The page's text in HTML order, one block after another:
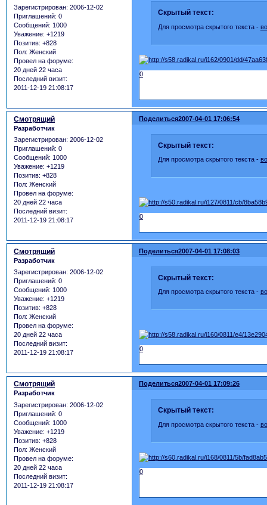
Зарегистрирован: 2006-12-02
Приглашений: 0
Сообщений: 1000
Уважение: +1219
Позитив: +828
Пол: Женский
Провел на форуме:
20 дней 22 часа
Последний визит:
2011-12-19 21:08:17
Скрытый текст:
Для просмотра скрытого текста -
0
Поделиться2007-04-01 17:06:54
Смотрящий
Разработчик
Зарегистрирован: 2006-12-02
Приглашений: 0
Сообщений: 1000
Уважение: +1219
Позитив: +828
Пол: Женский
Провел на форуме:
20 дней 22 часа
Последний визит:
2011-12-19 21:08:17
Скрытый текст:
Для просмотра скрытого текста -
0
Поделиться2007-04-01 17:08:03
Смотрящий
Разработчик
Зарегистрирован: 2006-12-02
Приглашений: 0
Сообщений: 1000
Уважение: +1219
Позитив: +828
Пол: Женский
Провел на форуме:
20 дней 22 часа
Последний визит:
2011-12-19 21:08:17
Скрытый текст:
Для просмотра скрытого текста -
0
Поделиться2007-04-01 17:09:26
Смотрящий
Разработчик
Зарегистрирован: 2006-12-02
Приглашений: 0
Сообщений: 1000
Уважение: +1219
Позитив: +828
Пол: Женский
Провел на форуме:
20 дней 22 часа
Последний визит:
2011-12-19 21:08:17
Скрытый текст:
Для просмотра скрытого текста -
0